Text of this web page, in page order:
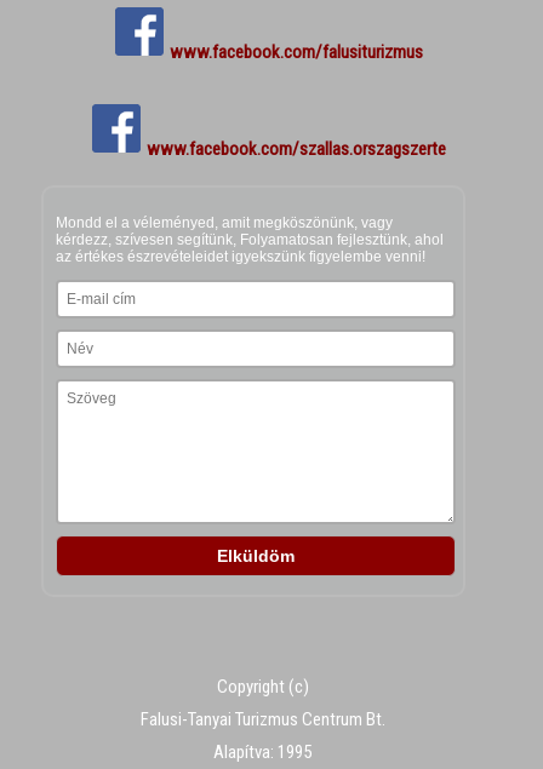
www.facebook.com/falusiturizmus
www.facebook.com/szallas.orszagszerte
Copyright (c)
Falusi-Tanyai Turizmus Centrum Bt.
Alapítva: 1995